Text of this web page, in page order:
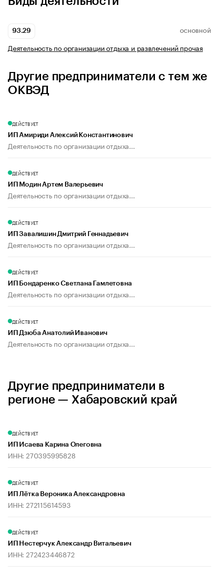
93.29 ОСНОВНОЙ
Деятельность по организации отдыха и развлечений прочая
Другие предприниматели с тем же
ОКВЭД
ДЕЙСТВУЕТ
ИП Амириди Алексий Константинович
Деятельность по организации отдыха...
ДЕЙСТВУЕТ
ИП Модин Артем Валерьевич
Деятельность по организации отдыха...
ДЕЙСТВУЕТ
ИП Завалишин Дмитрий Геннадьевич
Деятельность по организации отдыха...
ДЕЙСТВУЕТ
ИП Бондаренко Светлана Гамлетовна
Деятельность по организации отдыха...
ДЕЙСТВУЕТ
ИП Дзюба Анатолий Иванович
Деятельность по организации отдыха...
Другие предприниматели в
регионе — Хабаровский край
ДЕЙСТВУЕТ
ИП Исаева Карина Олеговна
ИНН: 270395995828
ДЕЙСТВУЕТ
ИП Лётка Вероника Александровна
ИНН: 272115614593
ДЕЙСТВУЕТ
ИП Нестерчук Александр Витальевич
ИНН: 272423446872